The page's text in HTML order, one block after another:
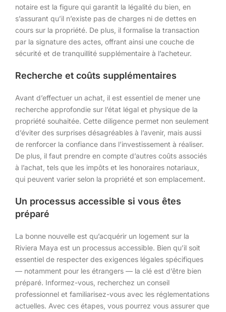
notaire est la figure qui garantit la légalité du bien, en
s’assurant qu’il n’existe pas de charges ni de dettes en
cours sur la propriété. De plus, il formalise la transaction
par la signature des actes, offrant ainsi une couche de
sécurité et de tranquillité supplémentaire à l’acheteur.
Recherche et coûts supplémentaires
Avant d’effectuer un achat, il est essentiel de mener une
recherche approfondie sur l’état légal et physique de la
propriété souhaitée. Cette diligence permet non seulement
d’éviter des surprises désagréables à l’avenir, mais aussi
de renforcer la confiance dans l’investissement à réaliser.
De plus, il faut prendre en compte d’autres coûts associés
à l’achat, tels que les impôts et les honoraires notariaux,
qui peuvent varier selon la propriété et son emplacement.
Un processus accessible si vous êtes
préparé
La bonne nouvelle est qu’acquérir un logement sur la
Riviera Maya est un processus accessible. Bien qu’il soit
essentiel de respecter des exigences légales spécifiques
— notamment pour les étrangers — la clé est d’être bien
préparé. Informez-vous, recherchez un conseil
professionnel et familiarisez-vous avec les réglementations
actuelles. Avec ces étapes, vous pourrez vous assurer que